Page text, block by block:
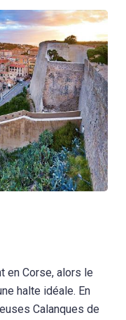
en Corse, alors le
halte idéale. En
Calanques de